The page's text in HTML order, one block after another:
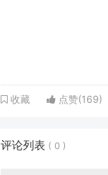
收藏 点赞(169)
评论列表 ( 0 )